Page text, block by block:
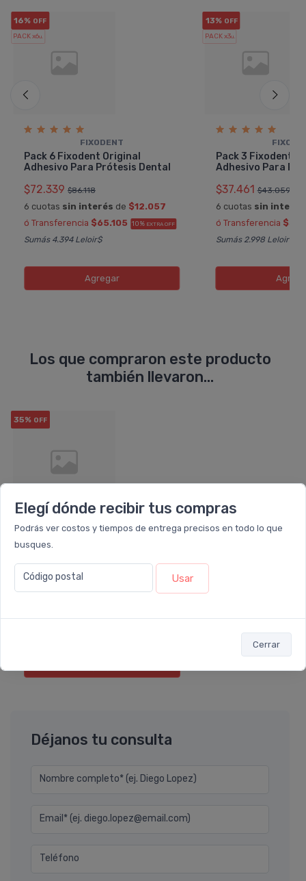
Elegí dónde recibir tus compras
Podrás ver costos y tiempos de entrega precisos en todo lo que
busques.
Código postal Usar
Cerrar
16% OFF
PACK x6u.
FIXODENT
Pack 6 Fixodent Original
Adhesivo Para Prótesis Dental
$72.339 $86.118
6 cuotas sin interés de $12.057
ó Transferencia $65.105 10% EXTRA OFF
Sumás 4.394 Leloir$
Agregar
13% OFF
PACK x3u.
Pack 3 Fixodent
Adhesivo Para
$37.461 $43.059
6 cuotas sin interés
ó Transferencia
Sumás 2.998 Leloir$
Los que compraron este producto
también llevaron...
35% OFF
$12.988 $19.982
6 cuotassin interésde$2.165
Déjanos tu consulta
Nombre completo* (ej. Diego Lopez)
Email* (ej. diego.lopez@email.com)
Teléfono